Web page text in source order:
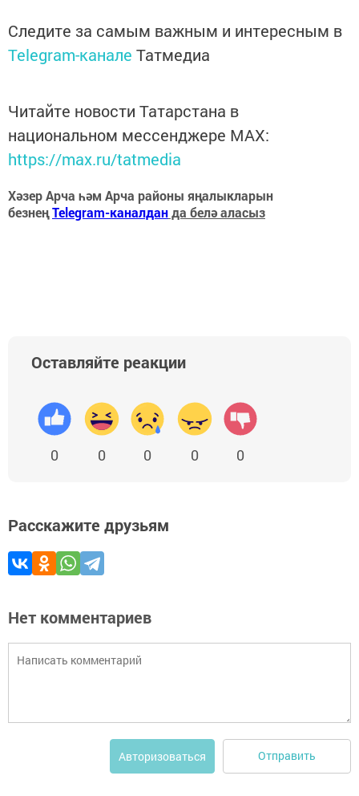
Следите за самым важным и интересным в
Telegram-канале Татмедиа
Читайте новости Татарстана в
национальном мессенджере MАХ:
https://max.ru/tatmedia
Хәзер Арча һәм Арча районы яңалыкларын
безнеңTelegram-каналданда белә аласыз
Оставляйте реакции
0 0 0 0 0
Расскажите друзьям
Нет комментариев
Авторизоваться Отправить